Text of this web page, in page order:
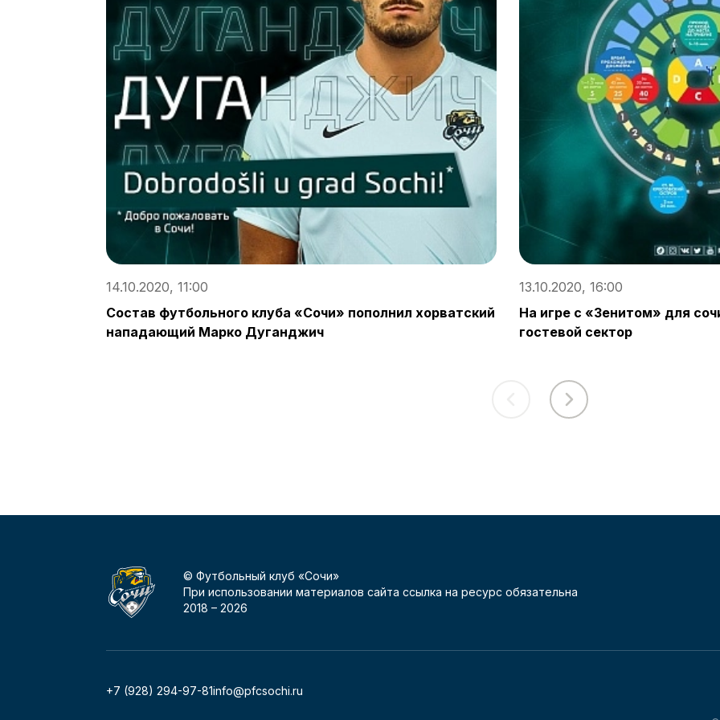
14.10.2020, 11:00
Состав футбольного клуба «Сочи» пополнил хорватский
нападающий Марко Дуганджич
13.10.2020, 16:00
На игре с «Зенитом» для
гостевой сектор
© Футбольный клуб «Сочи»
При использовании материалов сайта ссылка на ресурс обязательна
2018 – 2026
+7 (928) 294-97-81info@pfcsochi.ru